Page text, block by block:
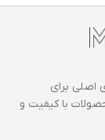
اصلی برای
با کیفیت و